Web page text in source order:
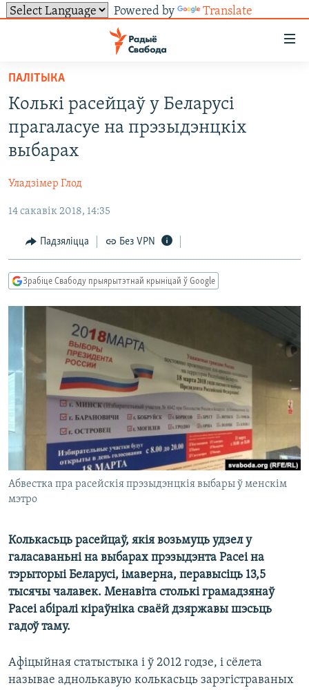
Powered by Translate
ўнівэрсальнага
доступу
Перайсьці
да
галоўнага
зьместу
Перайсьці
да
навігацыі
Перайсьці
пошуку
УСЕ НАВІНЫ
ВІДЭА І ФОТА
ПАЛІТЫКА
ЭКАНОМІКА
ВАЙНА
ПАЛІТВЯЗЬНІ
ТОЛЬКІ НА СВАБОДЗЕ
ТЭСТЫ
ГІСТОРЫЯ НА СВАБОДЗЕ
ПАДКАСТЫ
КНІГІ
PREMIUM
НА ХВАЛЯХ СВАБОДЫ
СУВЯЗЬ
ПАДЗЯЛІЦЦА ІНФАРМАЦЫЯЙ
RSS
ПАДКАСТЫ
FACEBOOK
ПАЛІТЫКА
Колькі расейцаў у Беларусі
прагаласуе на прэзыдэнцкіх
выбарах
Уладзімер Глод
14 сакавік 2018, 14:35
Падзяліцца Без VPN
Зрабіце Свабоду прыярытэтнай крыніцай ў Google
Абвестка пра расейскія прэзыдэнцкія выбары ў менскім
мэтро
Колькасьць расейцаў, якія возьмуць удзел у
галасаваньні на выбарах прэзыдэнта Расеі на
тэрыторыі Беларусі, імаверна, перавысіць 13,5
тысячы чалавек. Менавіта столькі грамадзянаў
Расеі абіралі кіраўніка сваёй дзяржавы шэсьць
гадоў таму.
Афіцыйная статыстыка і ў 2012 годзе, і сёлета
называе аднолькавую колькасьць зарэгістраваных